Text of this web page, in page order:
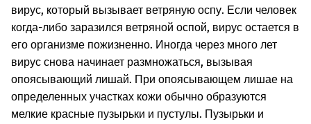
вирус, который вызывает ветряную оспу. Если человек
когда-либо заразился ветряной оспой, вирус остается в
его организме пожизненно. Иногда через много лет
вирус снова начинает размножаться, вызывая
опоясывающий лишай. При опоясывающем лишае на
определенных участках кожи обычно образуются
мелкие красные пузырьки и пустулы. Пузырьки и